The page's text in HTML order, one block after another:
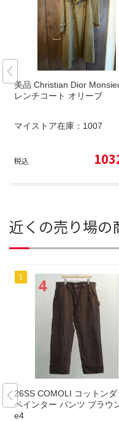
美品 Christian Dior
レンチコート オリーブ
マイストア在庫： 1007
税込
近くの売り場の
26SS COMOLI コットンダ
ペインター パンツ ブラウ
e4